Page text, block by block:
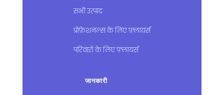
सभी उत्पाद
प्रोफ़ेशनल्स के लिए फ़्लायर्स
परिवारों के लिए फ़्लायर्स
जानकारी